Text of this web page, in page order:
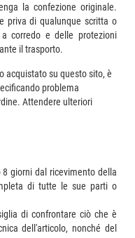
la confezione originale.
priva di qualunque scritta o
corredo e delle protezioni
il trasporto.
acquistato su questo sito, è
problema
Attendere ulteriori
giorni dal ricevimento della
di tutte le sue parti o
di confrontare ciò che è
dell'articolo, nonché del